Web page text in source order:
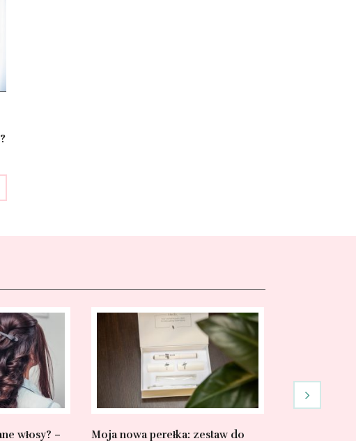
włosy? – Moja nowa perełka: zestaw do